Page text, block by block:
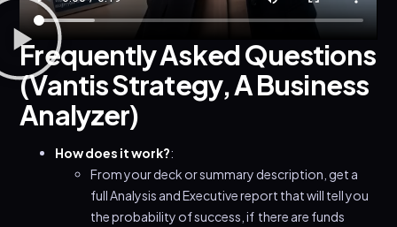
Frequently Asked Questions
(Vantis Strategy, A Business
Analyzer)
How does it work?:
From your deck or summary description, get a
full Analysis and Executive report that will tell you
the probability of success, if there are funds